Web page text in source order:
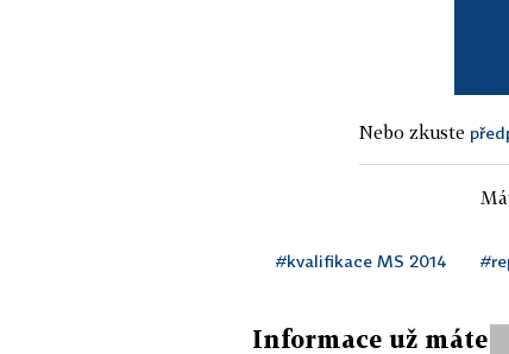
Nebo zkuste
#kvalifikace MS 2014
Informace už máte